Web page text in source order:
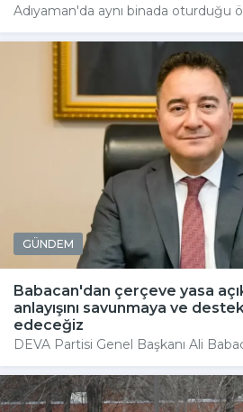
Adıyaman'da aynı binada oturduğu
GÜNDEM
Babacan'dan çerçeve yasa
anlayışını savunmaya ve
edeceğiz
DEVA Partisi Genel Başkanı Ali